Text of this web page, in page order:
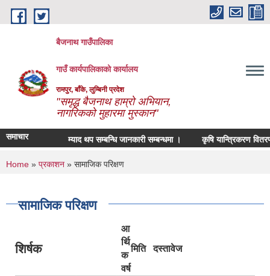
Skip to main content
बैजनाथ गाउँपालिका
गाउँ कार्यपालिकाको कार्यालय
रामपुर, बाँके, लुम्बिनी प्रदेश
"समृद्ध बैजनाथ हाम्रो अभियान,
नागरिकको मुहारमा मुस्कान"
समाचार म्याद थप सम्बन्धि जानकारी सम्बन्धमा । कृषि यान्त्रिकरण वितरण
You are here
Home » प्रकाशन » सामाजिक परिक्षण
सामाजिक परिक्षण
शिर्षक
आ
र्थि
क
वर्ष
मिति दस्तावेज